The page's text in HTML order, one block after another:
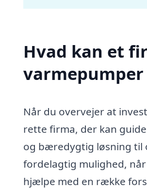
Hvad kan et
Når du overvejer at
rette firma, der kan
og bæredygtig løsning til
fordelagtig mulighed,
hjælpe med en række